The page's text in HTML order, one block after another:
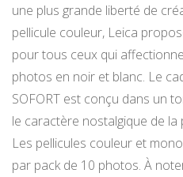
une plus grande liberté de
pellicule couleur, Leica
pour tous ceux qui
photos en noir et blanc. Le
SOFORT est conçu dans un
le caractère nostalgique de
Les pellicules couleur et
par pack de 10 photos. À